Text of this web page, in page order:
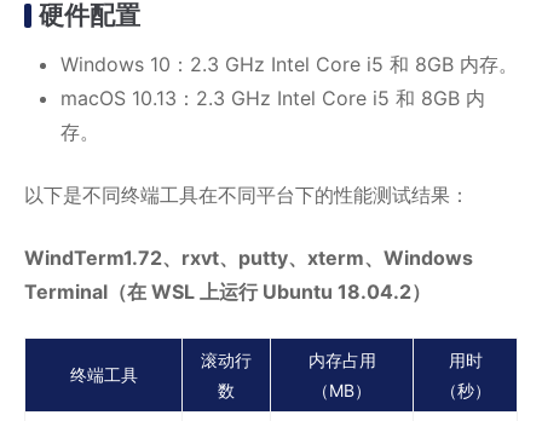
硬件配置
Windows 10：2.3 GHz Intel Core i5 和 8GB 内存。
macOS 10.13：2.3 GHz Intel Core i5 和 8GB 内
存。
以下是不同终端工具在不同平台下的性能测试结果：
WindTerm1.72、rxvt、putty、xterm、Windows
Terminal（在 WSL 上运行 Ubuntu 18.04.2）
终端工具
滚动行
数
内存占用
（MB）
用时
（秒）